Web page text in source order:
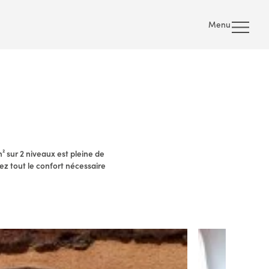
Menu
sur 2 niveaux est pleine de
tout le confort nécessaire